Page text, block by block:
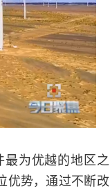
为优越的地区之
优势，通过不断改